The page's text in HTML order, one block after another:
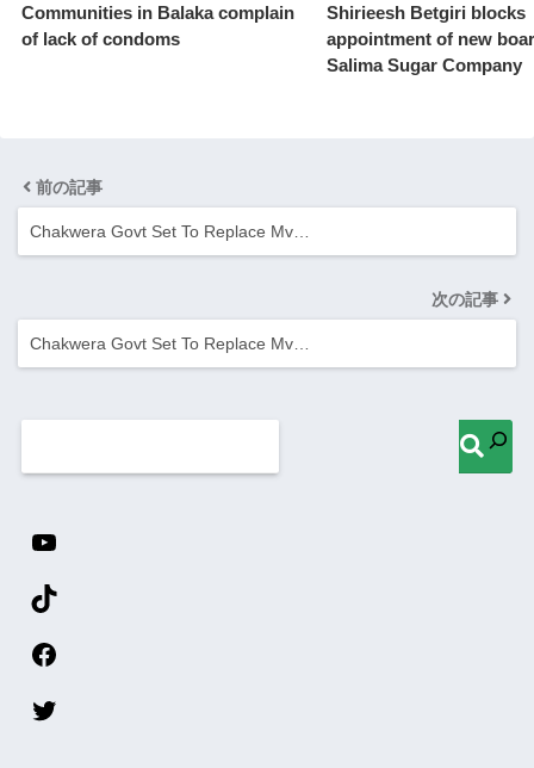
Communities in Balaka complain
of lack of condoms
Shirieesh Betgiri blocks
appointment of new
Salima Sugar Company
前の記事
Chakwera Govt Set To Replace Mv…
次の記事
Chakwera Govt Set To Replace Mv…